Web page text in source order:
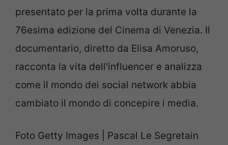
presentato per la prima volta durante la
76esima edizione del Cinema di Venezia. Il
documentario, diretto da Elisa Amoruso,
racconta la vita dell'influencer e analizza
come il mondo dei social network abbia
cambiato il mondo di concepire i media.
Foto Getty Images | Pascal Le Segretain